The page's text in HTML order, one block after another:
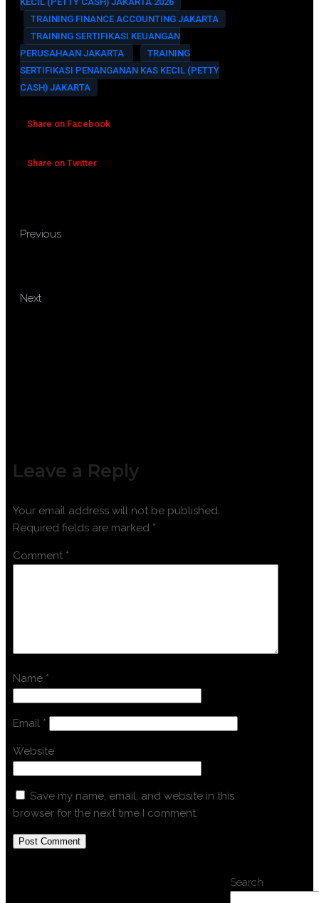
TRAINING FINANCE ACCOUNTING JAKARTA
TRAINING SERTIFIKASI KEUANGAN
PERUSAHAAN JAKARTA
TRAINING
SERTIFIKASI PENANGANAN KAS KECIL (PETTY
CASH) JAKARTA
Share on Facebook
Share on Twitter
Previous
Next
Leave a Reply
Your email address will not be published.
Required fields are marked *
Comment *
Name *
Email *
Website
Save my name, email, and website in this
browser for the next time I comment.
Search